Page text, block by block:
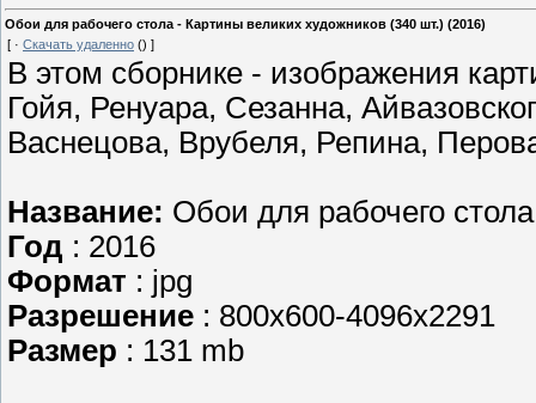
Обои для рабочего стола - Картины великих художников (340 шт.) (2016)
[ · Скачать удаленно () ]
В этом сборнике - изображения
Гойя, Ренуара, Сезанна,
Васнецова, Врубеля, Репина,
Название: Обои для рабочего
Год : 2016
Формат : jpg
Разрешение : 800x600-4096x2291
Размер : 131 mb